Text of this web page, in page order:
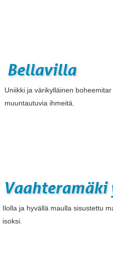
Bellavilla
Uniikki ja värikylläinen
muuntautuvia ihmeitä.
Vaahteramäki
Ilolla ja hyvällä maulla sisustettu
isoksi.